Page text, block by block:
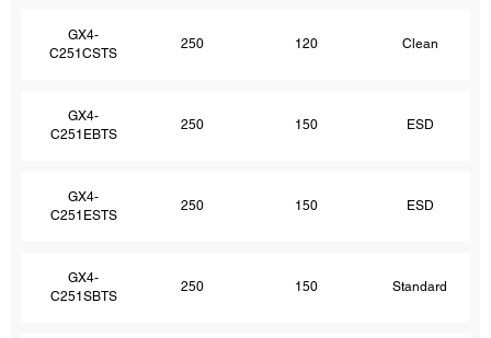
GX4-
C251CSTS
250 120 Clean
GX4-
C251EBTS
250 150 ESD
GX4-
C251ESTS
250 150 ESD
GX4-
C251SBTS
250 150 Standard